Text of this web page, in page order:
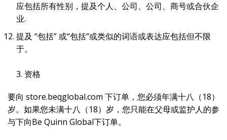
应包括所有性别，提及个人、公司、公司、商号或合伙企
业.
提及 “包括” 或“包括”或类似的词语或表达应包括但不限
于。
3. 资格
要向 store.beqglobal.com 下订单，您必须年满十八（18）
岁。如果您未满十八（18）岁，您只能在父母或监护人的参
与下向Be Quinn Global下订单。